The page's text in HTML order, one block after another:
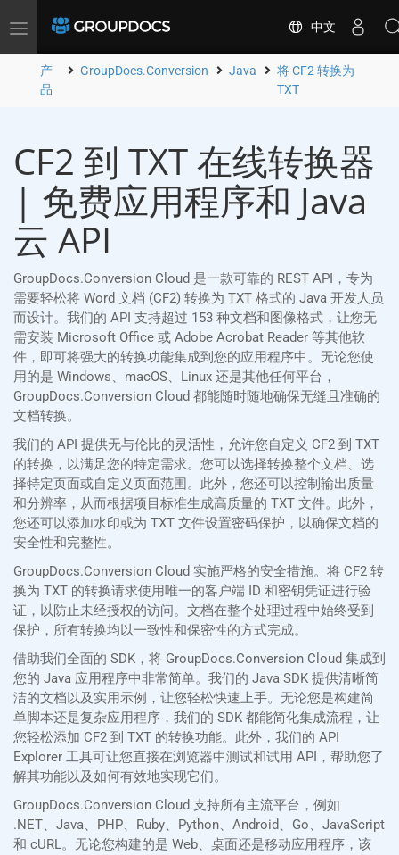
Toggle
中文
产
品
GroupDocs.Conversion Java
将 CF2 转换为
TXT
CF2 到 TXT 在线转换器
| 免费应用程序和 Java
云 API
GroupDocs.Conversion Cloud 是一款可靠的 REST API，专为
需要轻松将 Word 文档 (CF2) 转换为 TXT 格式的 Java 开发人员
而设计。我们的 API 支持超过 153 种文档和图像格式，让您无
需安装 Microsoft Office 或 Adobe Acrobat Reader 等其他软
件，即可将强大的转换功能集成到您的应用程序中。无论您使
用的是 Windows、macOS、Linux 还是其他任何平台，
GroupDocs.Conversion Cloud 都能随时随地确保无缝且准确的
文档转换。
我们的 API 提供无与伦比的灵活性，允许您自定义 CF2 到 TXT
的转换，以满足您的特定需求。您可以选择转换整个文档、选
择特定页面或自定义页面范围。此外，您还可以控制输出质量
和分辨率，从而根据项目标准生成高质量的 TXT 文件。此外，
您还可以添加水印或为 TXT 文件设置密码保护，以确保文档的
安全性和完整性。
GroupDocs.Conversion Cloud 实施严格的安全措施。将 CF2 转
换为 TXT 的转换请求使用唯一的客户端 ID 和密钥凭证进行验
证，以防止未经授权的访问。文档在整个处理过程中始终受到
保护，所有转换均以一致性和保密性的方式完成。
借助我们全面的 SDK，将 GroupDocs.Conversion Cloud 集成到
您的 Java 应用程序中非常简单。我们的 Java SDK 提供清晰简
洁的文档以及实用示例，让您轻松快速上手。无论您是构建简
单脚本还是复杂应用程序，我们的 SDK 都能简化集成流程，让
您轻松添加 CF2 到 TXT 的转换功能。此外，我们的 API
Explorer 工具可让您直接在浏览器中测试和试用 API，帮助您了
解其功能以及如何有效地实现它们。
GroupDocs.Conversion Cloud 支持所有主流平台，例如
.NET、Java、PHP、Ruby、Python、Android、Go、JavaScript
和 cURL。无论您构建的是 Web、桌面还是移动应用程序，该